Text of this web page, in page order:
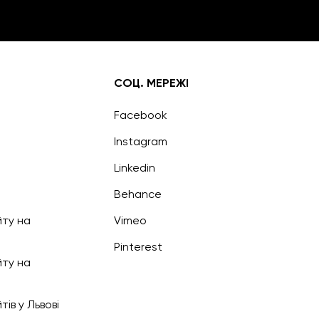
на
на
у Львові
СОЦ. МЕРЕЖІ
Facebook
Instagram
Linkedin
Behance
Vimeo
Pinterest